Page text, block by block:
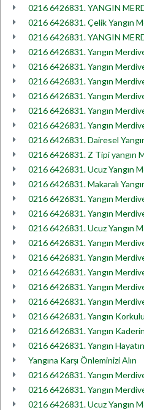
0216 6426831. YANGIN
0216 6426831. Çelik Yangın
0216 6426831. YANGIN
0216 6426831. Yangın
0216 6426831. Yangın
0216 6426831. Yangın
0216 6426831. Yangın
0216 6426831. Yangın
0216 6426831. Yangın
0216 6426831. Dairesel
0216 6426831. Z Tipi yangın
0216 6426831. Ucuz Yangın
0216 6426831. Makaralı
0216 6426831. Yangın
0216 6426831. Yangın
0216 6426831. Ucuz Yangın
0216 6426831. Yangın
0216 6426831. Yangın
0216 6426831. Yangın
0216 6426831. Yangın
0216 6426831. Yangın
0216 6426831. Yangın
0216 6426831. Yangın
0216 6426831. Yangın
Yangına Karşı Önleminizi Alın
0216 6426831. Yangın
0216 6426831. Yangın
0216 6426831. Ucuz Yangın